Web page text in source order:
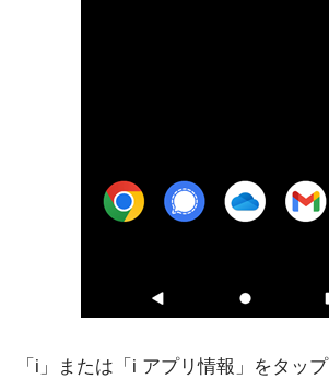
「i」または「i アプリ情報」をタップ